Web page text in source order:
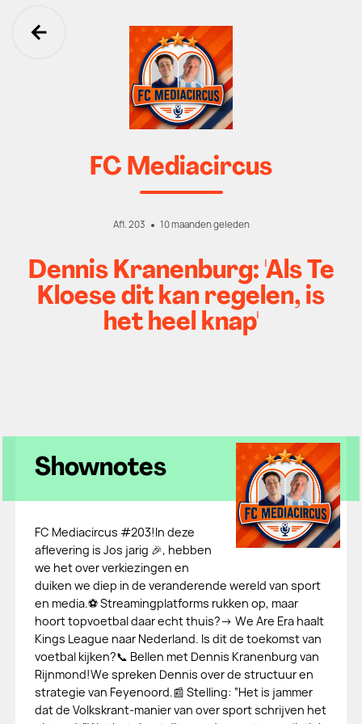
Ga terug
FC Mediacircus
Afl. 203 10 maanden geleden
Dennis Kranenburg: 'Als Te
Kloese dit kan regelen, is
het heel knap'
Shownotes
FC Mediacircus #203!In deze
aflevering is Jos jarig 🎉, hebben
we het over verkiezingen en
duiken we diep in de veranderende wereld van sport
en media.⚽ Streamingplatforms rukken op, maar
hoort topvoetbal daar echt thuis?→ We Are Era haalt
Kings League naar Nederland. Is dit de toekomst van
voetbal kijken?📞 Bellen met Dennis Kranenburg van
Rijnmond!We spreken Dennis over de structuur en
strategie van Feyenoord.📰 Stelling: “Het is jammer
dat de Volkskrant-manier van over sport schrijven het